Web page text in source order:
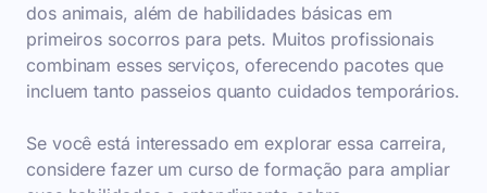
dos animais, além de habilidades básicas em
primeiros socorros para pets. Muitos profissionais
combinam esses serviços, oferecendo pacotes que
incluem tanto passeios quanto cuidados temporários.
Se você está interessado em explorar essa carreira,
considere fazer um curso de formação para ampliar